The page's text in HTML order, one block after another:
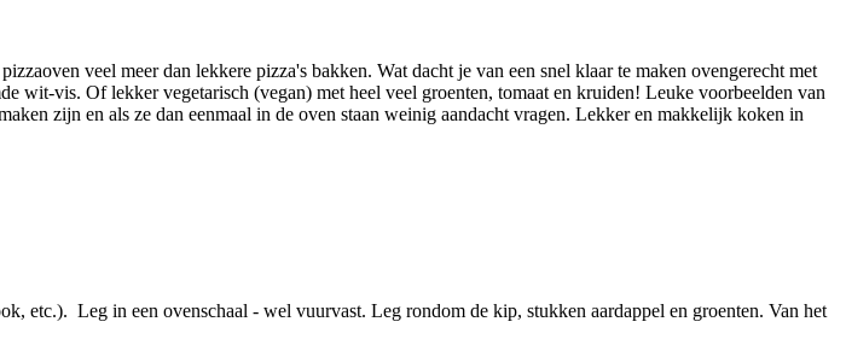
veel meer dan lekkere pizza's bakken. Wat dacht je van een snel klaar te maken ovengerecht met
wit-vis. Of lekker vegetarisch (vegan) met heel veel groenten, tomaat en kruiden! Leuke voorbeelden van
zijn en als ze dan eenmaal in de oven staan weinig aandacht vragen. Lekker en makkelijk koken in
etc.). Leg in een ovenschaal - wel vuurvast. Leg rondom de kip, stukken aardappel en groenten. Van het